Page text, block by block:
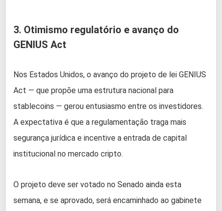
3. Otimismo regulatório e avanço do
GENIUS Act
Nos Estados Unidos, o avanço do projeto de lei GENIUS
Act — que propõe uma estrutura nacional para
stablecoins — gerou entusiasmo entre os investidores.
A expectativa é que a regulamentação traga mais
segurança jurídica e incentive a entrada de capital
institucional no mercado cripto.
O projeto deve ser votado no Senado ainda esta
semana, e se aprovado, será encaminhado ao gabinete